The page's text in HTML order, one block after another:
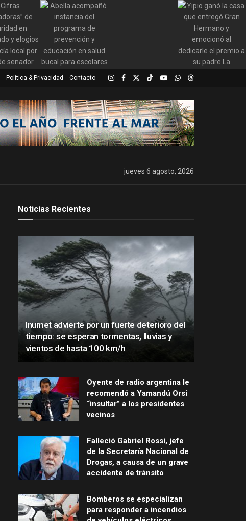
Política & Privacidad Contacto
jueves 6 agosto, 2026
Noticias Recientes
Inumet advierte por un fuerte deterioro del
tiempo: se esperan tormentas, lluvias y
vientos de hasta 100 km/h
Oyente de radio argentina le
recomendó a Yamandú Orsi
“insultar” a los presidentes
vecinos
Falleció Gabriel Rossi, jefe
de la Secretaría Nacional de
Drogas, a causa de un grave
accidente de tránsito
Bomberos se especializan
para responder a incendios